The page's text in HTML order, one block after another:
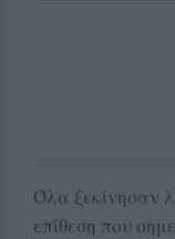
Όλα ξεκίνησαν
επίθεση που